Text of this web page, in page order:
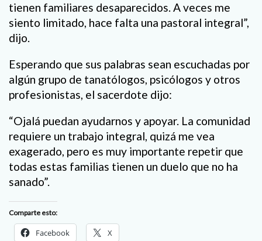
tienen familiares desaparecidos. A veces me
siento limitado, hace falta una pastoral integral”,
dijo.
Esperando que sus palabras sean escuchadas por
algún grupo de tanatólogos, psicólogos y otros
profesionistas, el sacerdote dijo:
“Ojalá puedan ayudarnos y apoyar. La comunidad
requiere un trabajo integral, quizá me vea
exagerado, pero es muy importante repetir que
todas estas familias tienen un duelo que no ha
sanado”.
Comparte esto:
Facebook X